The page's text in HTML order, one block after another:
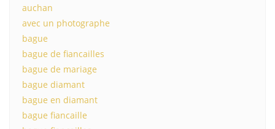
auchan
avec un photographe
bague
bague de fiancailles
bague de mariage
bague diamant
bague en diamant
bague fiancaille